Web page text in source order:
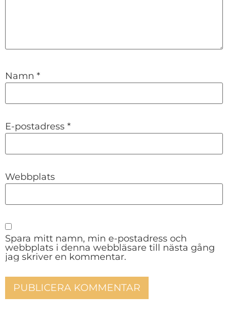
Namn *
E-postadress *
Webbplats
Spara mitt namn, min e-postadress och
webbplats i denna webbläsare till nästa gång
jag skriver en kommentar.